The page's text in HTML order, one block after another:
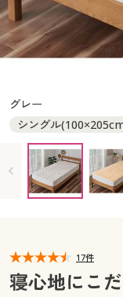
大きいサイズ レデ
大きいサイズ 事務
シークレットセール
商品カテゴリ一覧
カタログ
カタログ・チラシ
デジタルカタログ
カタログ無料プ
マイページ
大きいサイズ メンズ
大きいサイズ 事務
カタログ
カタログ・チラ
カタログ無料プ
会員メニュー
閲覧履歴
グレー
シングル
ダブル(140×205cm)
17件
寝心地にこ